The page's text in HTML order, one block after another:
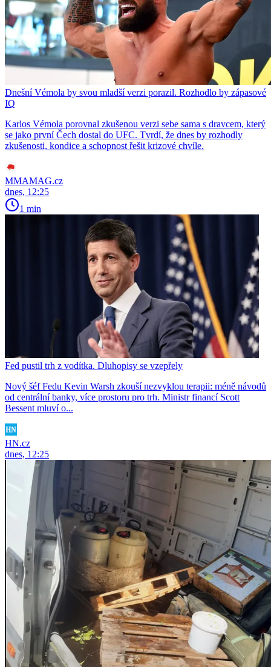
Dnešní Vémola by svou mladší verzi porazil. Rozhodlo by zápasové
IQ
Karlos Vémola porovnal zkušenou verzi sebe sama s dravcem, který
se jako první Čech dostal do UFC. Tvrdí, že dnes by rozhodly
zkušenosti, kondice a schopnost řešit krizové chvíle.
MMAMAG.cz
dnes, 12:25
1 min
Fed pustil trh z vodítka. Dluhopisy se vzepřely
Nový šéf Fedu Kevin Warsh zkouší nezvyklou terapii: méně návodů
od centrální banky, více prostoru pro trh. Ministr financí Scott
Bessent mluví o...
HN.cz
dnes, 12:25